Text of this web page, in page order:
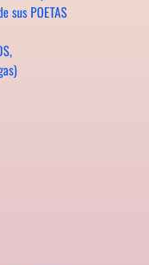
sus POETAS